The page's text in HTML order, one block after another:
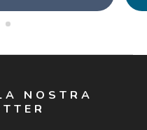
NOSTRA